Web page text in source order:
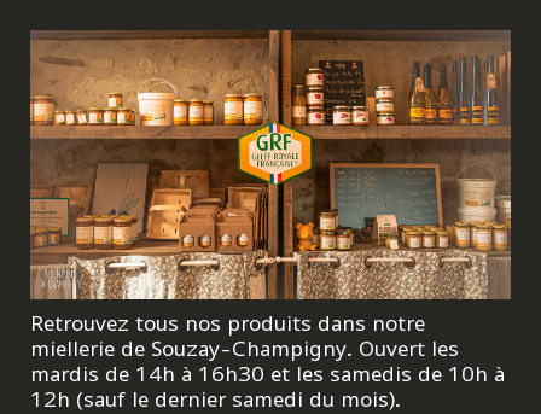
Retrouvez tous nos produits dans notre
miellerie de Souzay-Champigny. Ouvert les
mardis de 14h à 16h30 et les samedis de 10h à
12h (sauf le dernier samedi du mois).